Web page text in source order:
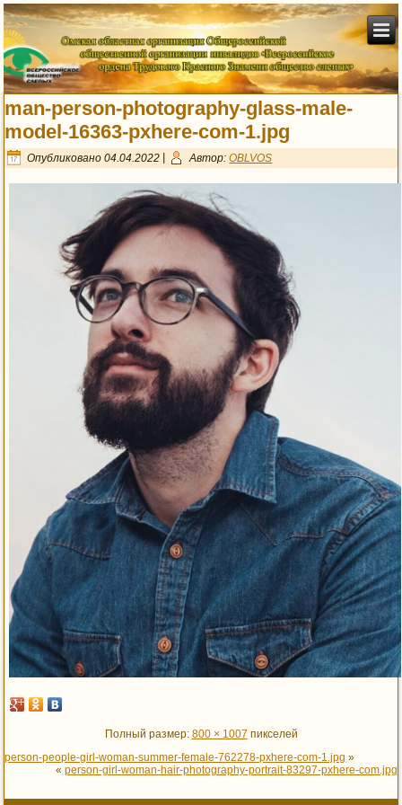
man-person-photography-glass-male-
model-16363-pxhere-com-1.jpg
Опубликовано 04.04.2022 Автор: OBLVOS
Полный размер: 800 × 1007 пикселей
person-people-girl-woman-summer-female-762278-pxhere-com-1.jpg »
« person-girl-woman-hair-photography-portrait-83297-pxhere-com.jpg